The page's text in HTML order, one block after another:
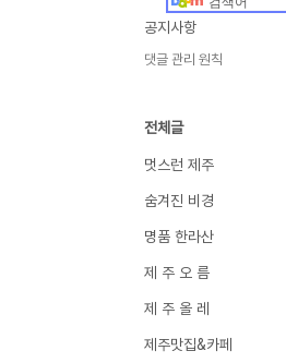
공지사항
댓글 관리 원칙
전체글
멋스런 제주
숨겨진 비경
명품 한라산
제 주 오 름
제 주 올 레
제주맛집&카페